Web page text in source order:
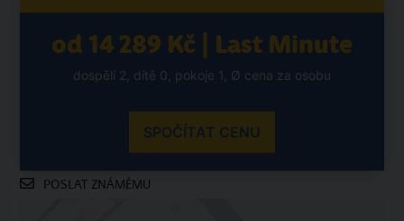
od 14 289 Kč | Last Minute
dospělí 2, dítě 0, pokoje 1, Ø cena za osobu
SPOČÍTAT CENU
POSLAT ZNÁMÉMU